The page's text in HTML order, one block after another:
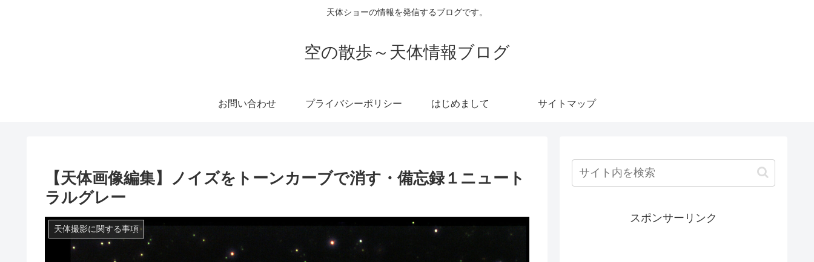
天体ショーの情報を発信するブログです。
空の散歩～天体情報ブログ
お問い合わせ プライバシーポリシー はじめまして サイトマップ
【天体画像編集】ノイズをトーンカーブで消す・備忘録１ニュート
ラルグレー
天体撮影に関する事項
スポンサーリンク